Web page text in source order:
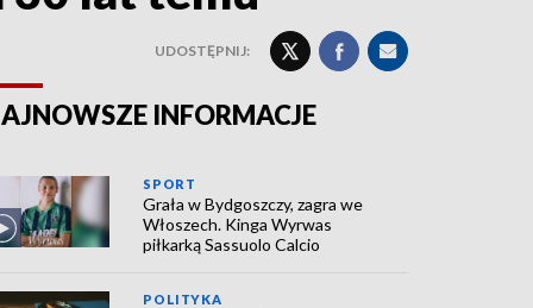
UDOSTĘPNIJ:
INFORMACJE
SPORT
Grała w Bydgoszczy, zagra we
Włoszech. Kinga Wyrwas
piłkarką Sassuolo Calcio
POLITYKA